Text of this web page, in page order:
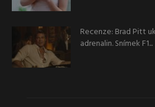
Recenze: Brad Pitt
adrenalin. Snímek F1...